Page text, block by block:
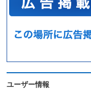
ユーザー情報